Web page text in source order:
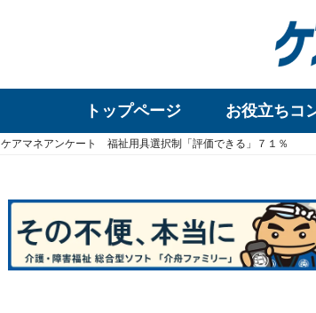
トップページ お役立ちコ
ケアマネアンケート 福祉用具選択制「評価できる」７１％